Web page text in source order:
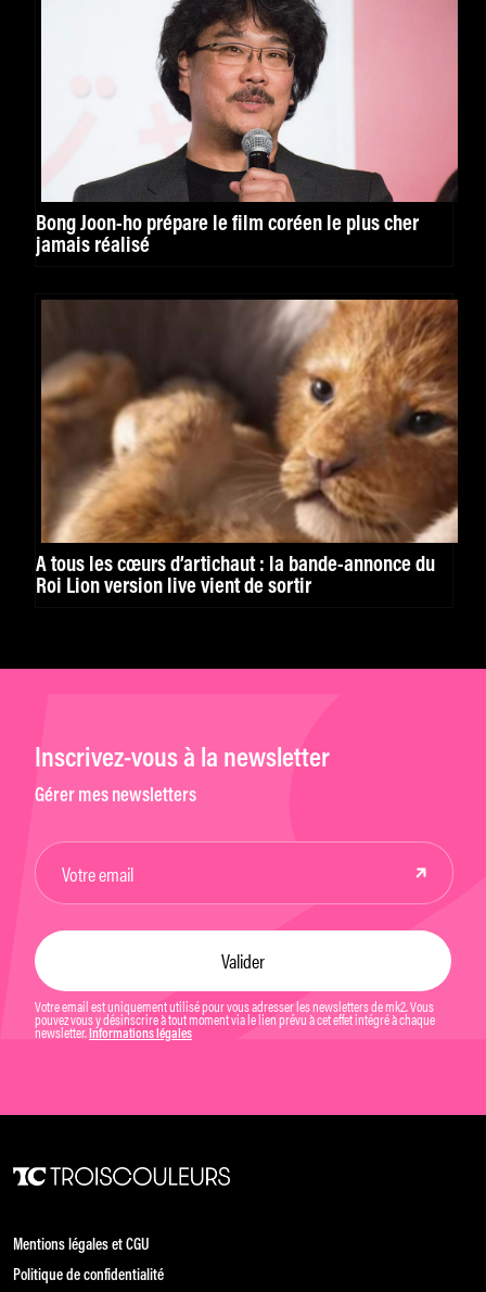
Bong Joon-ho prépare le film coréen le plus cher
jamais réalisé
À tous les cœurs d’artichaut : la bande-annonce du
Roi Lion version live vient de sortir
Inscrivez-vous à la newsletter
Gérer mes newsletters
Votre email est uniquement utilisé pour vous adresser les newsletters de mk2. Vous
pouvez vous y désinscrire à tout moment via le lien prévu à cet effet intégré à chaque
newsletter. Informations légales
Mentions légales et CGU
Politique de confidentialité